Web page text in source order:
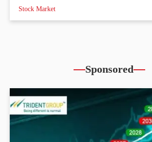
Stock Market
Sponsored